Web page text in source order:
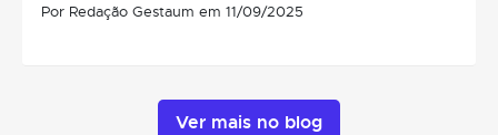
Por Redação Gestaum em 11/09/2025
Ver mais no blog